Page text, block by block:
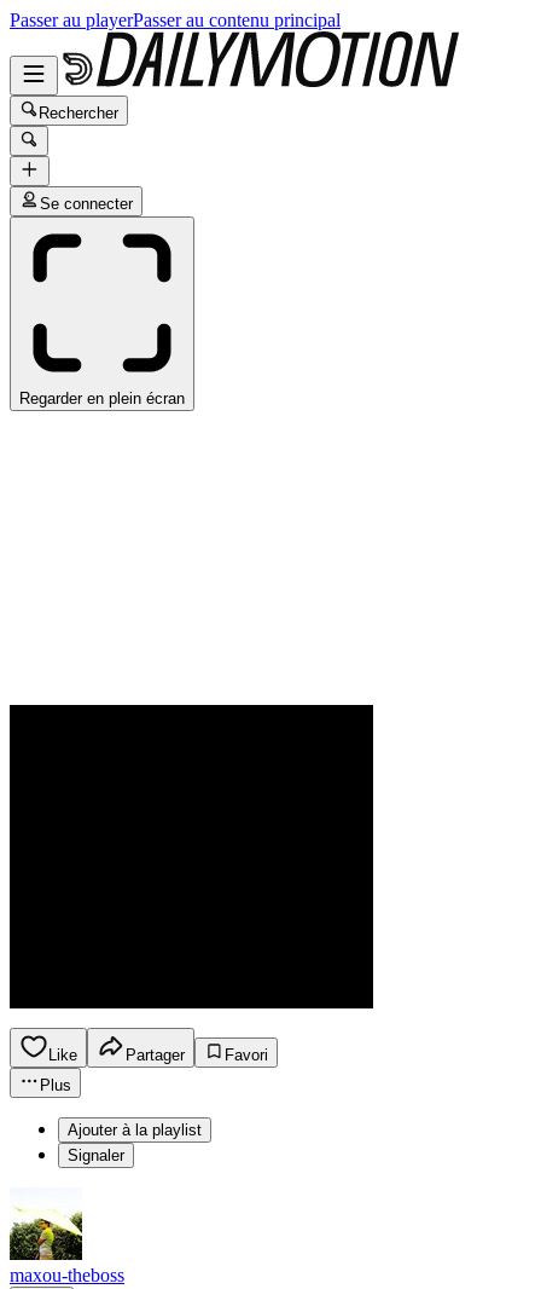
Passer au playerPasser au contenu principal
Rechercher
Se connecter
Regarder en plein écran
Like Partager
Favori
Plus
Ajouter à la playlist
Signaler
maxou-theboss